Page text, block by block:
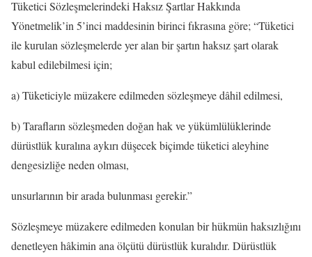
Tüketici Sözleşmelerindeki Haksız Şartlar Hakkında
Yönetmelik’in 5’inci maddesinin birinci fıkrasına göre; “Tüketici
ile kurulan sözleşmelerde yer alan bir şartın haksız şart olarak
kabul edilebilmesi için;
a) Tüketiciyle müzakere edilmeden sözleşmeye dâhil edilmesi,
b) Tarafların sözleşmeden doğan hak ve yükümlülüklerinde
dürüstlük kuralına aykırı düşecek biçimde tüketici aleyhine
dengesizliğe neden olması,
unsurlarının bir arada bulunması gerekir.”
Sözleşmeye müzakere edilmeden konulan bir hükmün haksızlığını
denetleyen hâkimin ana ölçütü dürüstlük kuralıdır. Dürüstlük